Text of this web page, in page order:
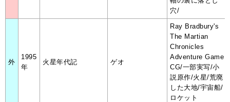
穴/
外
1995
年
火星年代記 ゲオ
Ray Bradbury's
The Martian
Chronicles
Adventure Game
CG/一部実写/小
説原作/火星/荒廃
した大地/宇宙船/
ロケット